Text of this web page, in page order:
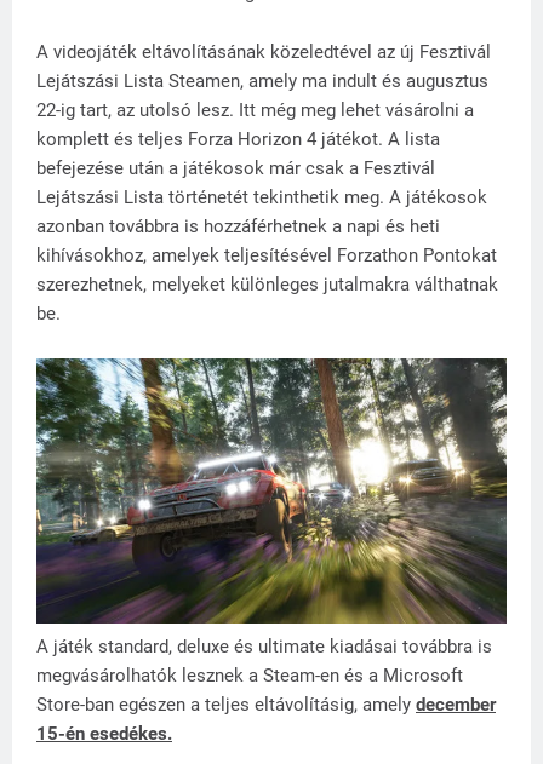
A videojáték eltávolításának közeledtével az új Fesztivál
Lejátszási Lista Steamen, amely ma indult és augusztus
22-ig tart, az utolsó lesz. Itt még meg lehet vásárolni a
komplett és teljes Forza Horizon 4 játékot. A lista
befejezése után a játékosok már csak a Fesztivál
Lejátszási Lista történetét tekinthetik meg. A játékosok
azonban továbbra is hozzáférhetnek a napi és heti
kihívásokhoz, amelyek teljesítésével Forzathon Pontokat
szerezhetnek, melyeket különleges jutalmakra válthatnak
be.
A játék standard, deluxe és ultimate kiadásai továbbra is
megvásárolhatók lesznek a Steam-en és a Microsoft
Store-ban egészen a teljes eltávolításig, amely december
15-én esedékes.